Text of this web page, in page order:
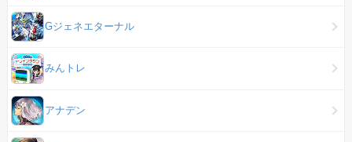
Gジェネエターナル
みんトレ
アナデン